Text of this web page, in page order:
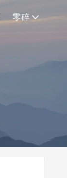
零碎